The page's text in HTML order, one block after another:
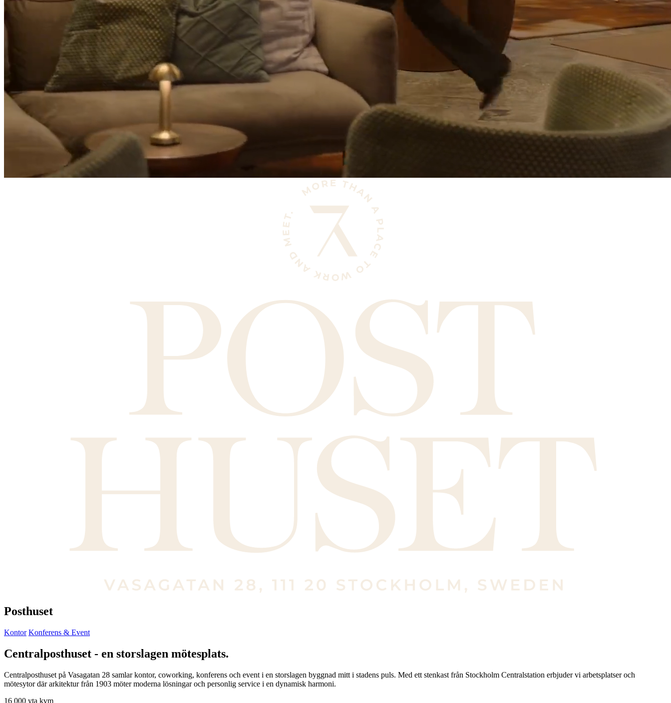
Posthuset
Kontor Konferens & Event
Centralposthuset - en storslagen mötesplats.
Centralposthuset på Vasagatan 28 samlar kontor, coworking, konferens och event i en storslagen byggnad mitt i stadens puls. Med ett stenkast från Stockholm Centralstation erbjuder vi arbetsplatser och
mötesytor där arkitektur från 1903 möter moderna lösningar och personlig service i en dynamisk harmoni.
16 000 yta kvm